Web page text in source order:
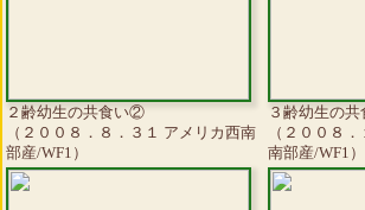
２齢幼生の共食い②
（２００８．８．３１ アメリカ西南
部産/WF1）
３齢幼生の共
（２００８
南部産/WF1）